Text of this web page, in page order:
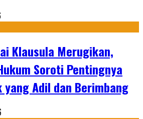
Klausula Merugikan,
Soroti Pentingnya
yang Adil dan Berimbang